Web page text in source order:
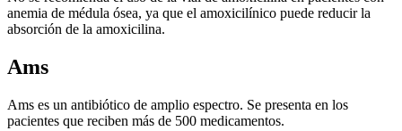
anemia de médula ósea, ya que el amoxicilínico puede reducir la
absorción de la amoxicilina.
Ams
Ams es un antibiótico de amplio espectro. Se presenta en los
pacientes que reciben más de 500 medicamentos.